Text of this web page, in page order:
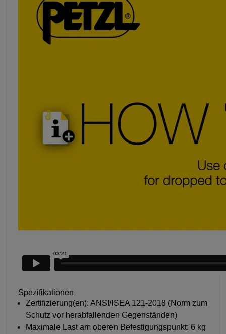
Spezifikationen
Zertifizierung(en): ANSI/ISEA 121-2018 (Norm zum
Schutz vor herabfallenden Gegenständen)
Maximale Last am oberen Befestigungspunkt: 6 kg